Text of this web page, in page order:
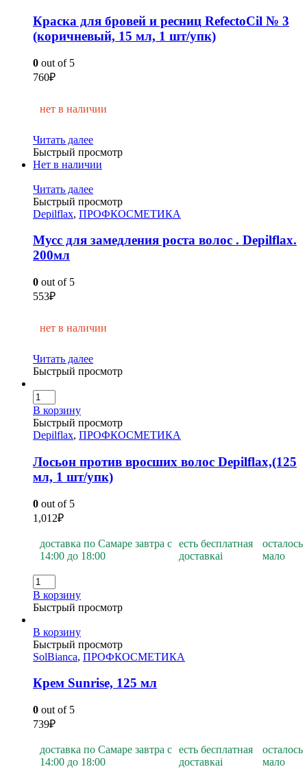
Краска для бровей и ресниц RefectoCil № 3
(коричневый, 15 мл, 1 шт/упк)
0 out of 5
760₽
нет в наличии
Читать далее
Быстрый просмотр
Нет в наличии
Читать далее
Быстрый просмотр
Depilflax, ПРОФКОСМЕТИКА
Мусс для замедления роста волос . Depilflax.
200мл
0 out of 5
553₽
нет в наличии
Читать далее
Быстрый просмотр
В корзину
Быстрый просмотр
Depilflax, ПРОФКОСМЕТИКА
Лосьон против вросших волос Depilflах,(125
мл, 1 шт/упк)
0 out of 5
1,012₽
доставка по Самаре завтра с
14:00 до 18:00
есть бесплатная
доставкаi
осталось
мало
В корзину
Быстрый просмотр
В корзину
Быстрый просмотр
SolBianca, ПРОФКОСМЕТИКА
Крем Sunrise, 125 мл
0 out of 5
739₽
доставка по Самаре завтра с
14:00 до 18:00
есть бесплатная
доставкаi
осталось
мало